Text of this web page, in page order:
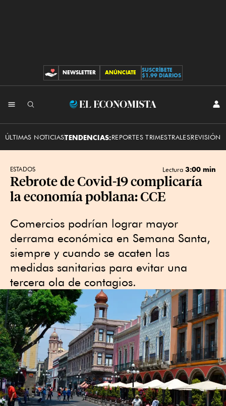
CONTRIBUCIONES
NEWSLETTER ANÚNCIATE
SUSCRÍBETE
$1.99 DIARIOS
El
ÚLTIMAS NOTICIASTENDENCIAS:REPORTES TRIMESTRALESREVISIÓN
ESTADOS Lectura 3:00 min
Rebrote de Covid-19 complicaría
la economía poblana: CCE
Comercios podrían lograr mayor
derrama económica en Semana Santa,
siempre y cuando se acaten las
medidas sanitarias para evitar una
tercera ola de contagios.